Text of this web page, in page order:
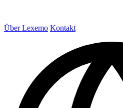
Über Lexemo Kontakt